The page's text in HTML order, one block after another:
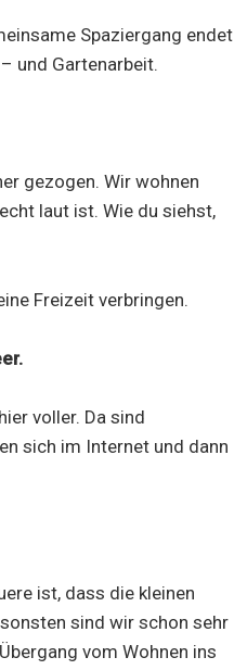
Spaziergang endet
und Gartenarbeit.
gezogen. Wir wohnen
laut ist. Wie du siehst,
Freizeit verbringen.
voller. Da sind
sich im Internet und dann
ist, dass die kleinen
sind wir schon sehr
vom Wohnen ins